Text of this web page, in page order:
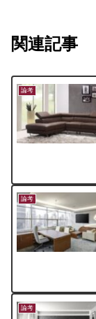
関連記事
論考
論考
論考